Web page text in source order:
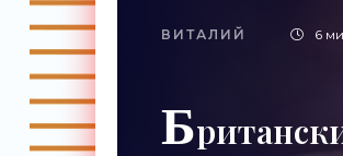
ВИТАЛИЙ 6
Б